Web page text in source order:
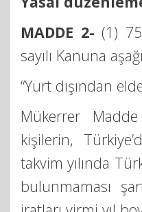
MADDE 2- (1)
sayılı Kanuna
“Yurt dışından
Mükerrer
kişilerin,
takvim yılında
bulunmaması